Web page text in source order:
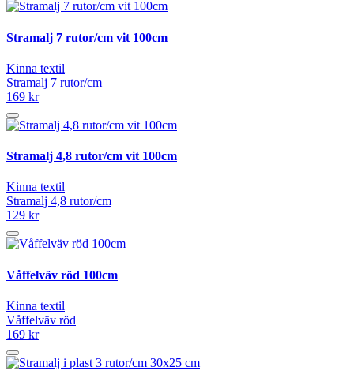
Stramalj 7 rutor/cm vit 100cm
Kinna textil
Stramalj 7 rutor/cm
169 kr
Stramalj 4,8 rutor/cm vit 100cm
Kinna textil
Stramalj 4,8 rutor/cm
129 kr
Våffelväv röd 100cm
Kinna textil
Våffelväv röd
169 kr